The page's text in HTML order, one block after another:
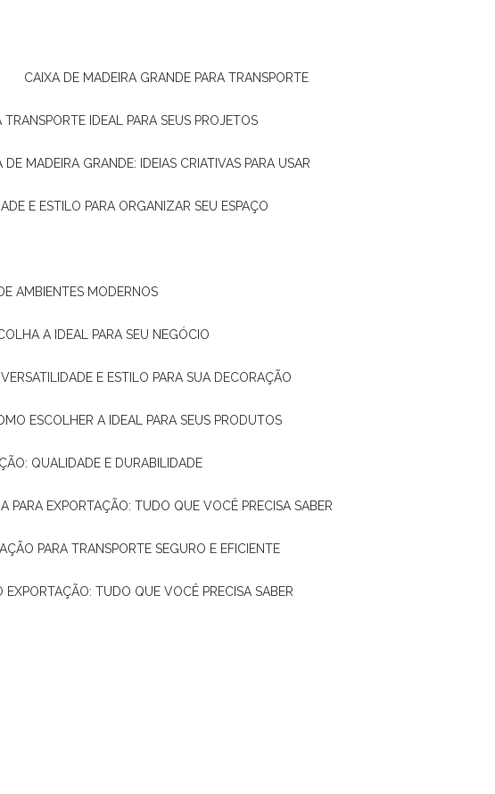
CAIXA DE MADEIRA GRANDE PARA TRANSPORTE
TRANSPORTE IDEAL PARA SEUS PROJETOS
DE MADEIRA GRANDE: IDEIAS CRIATIVAS PARA USAR
E ESTILO PARA ORGANIZAR SEU ESPAÇO
AMBIENTES MODERNOS
A IDEAL PARA SEU NEGÓCIO
E ESTILO PARA SUA DECORAÇÃO
ESCOLHER A IDEAL PARA SEUS PRODUTOS
QUALIDADE E DURABILIDADE
PARA EXPORTAÇÃO: TUDO QUE VOCÊ PRECISA SABER
PARA TRANSPORTE SEGURO E EFICIENTE
EXPORTAÇÃO: TUDO QUE VOCÊ PRECISA SABER